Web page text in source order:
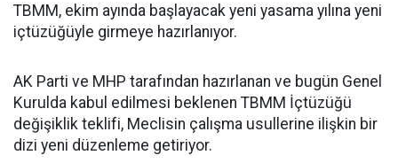
TBMM, ekim ayında başlayacak yeni yasama yılına yeni
içtüzüğüyle girmeye hazırlanıyor.
AK Parti ve MHP tarafından hazırlanan ve bugün Genel
Kurulda kabul edilmesi beklenen TBMM İçtüzüğü
değişiklik teklifi, Meclisin çalışma usullerine ilişkin bir
dizi yeni düzenleme getiriyor.